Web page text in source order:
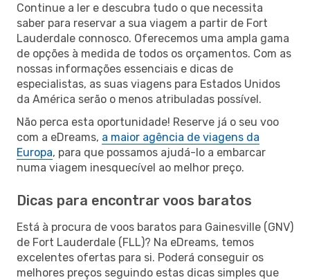
Continue a ler e descubra tudo o que necessita
saber para reservar a sua viagem a partir de Fort
Lauderdale connosco. Oferecemos uma ampla gama
de opções à medida de todos os orçamentos. Com as
nossas informações essenciais e dicas de
especialistas, as suas viagens para Estados Unidos
da América serão o menos atribuladas possível.
Não perca esta oportunidade! Reserve já o seu voo
com a eDreams, a maior agência de viagens da
Europa, para que possamos ajudá-lo a embarcar
numa viagem inesquecível ao melhor preço.
Dicas para encontrar voos baratos
Está à procura de voos baratos para Gainesville (GNV)
de Fort Lauderdale (FLL)? Na eDreams, temos
excelentes ofertas para si. Poderá conseguir os
melhores preços seguindo estas dicas simples que